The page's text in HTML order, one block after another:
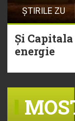
ȘTIRILE ZU
Și
energie